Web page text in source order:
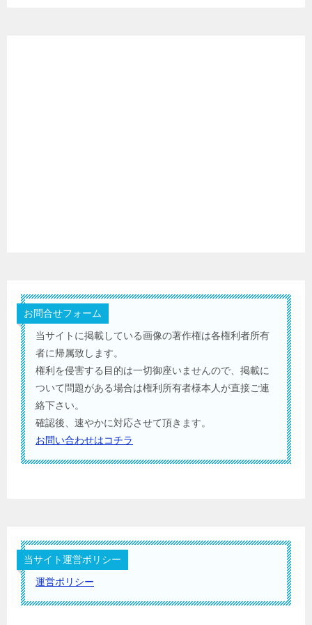
お問合せフォーム
当サイトに掲載している画像の著作権は各権利者所有
者に帰属致します。
権利を侵害する目的は一切御座いませんので、掲載に
ついて問題がある場合は権利所有者様本人が直接ご連
絡下さい。
確認後、速やかに対応させて頂きます。
お問い合わせはコチラ
当サイト運営ポリシー
運営ポリシー